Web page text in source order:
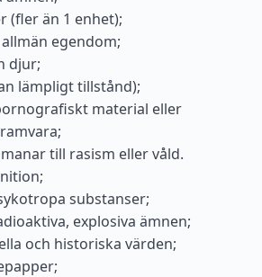
(fler än 1 enhet);
egendom;
djur;
lämpligt tillstånd);
material eller
till rasism eller våld.
substanser;
explosiva ämnen;
och historiska värden;